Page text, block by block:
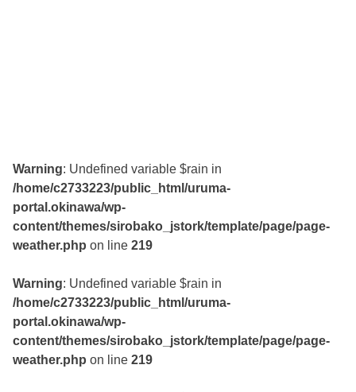
Warning: Undefined variable $rain in
/home/c2733223/public_html/uruma-
portal.okinawa/wp-
content/themes/sirobako_jstork/template/page/page-
weather.php on line219
Warning: Undefined variable $rain in
/home/c2733223/public_html/uruma-
portal.okinawa/wp-
content/themes/sirobako_jstork/template/page/page-
weather.php on line219